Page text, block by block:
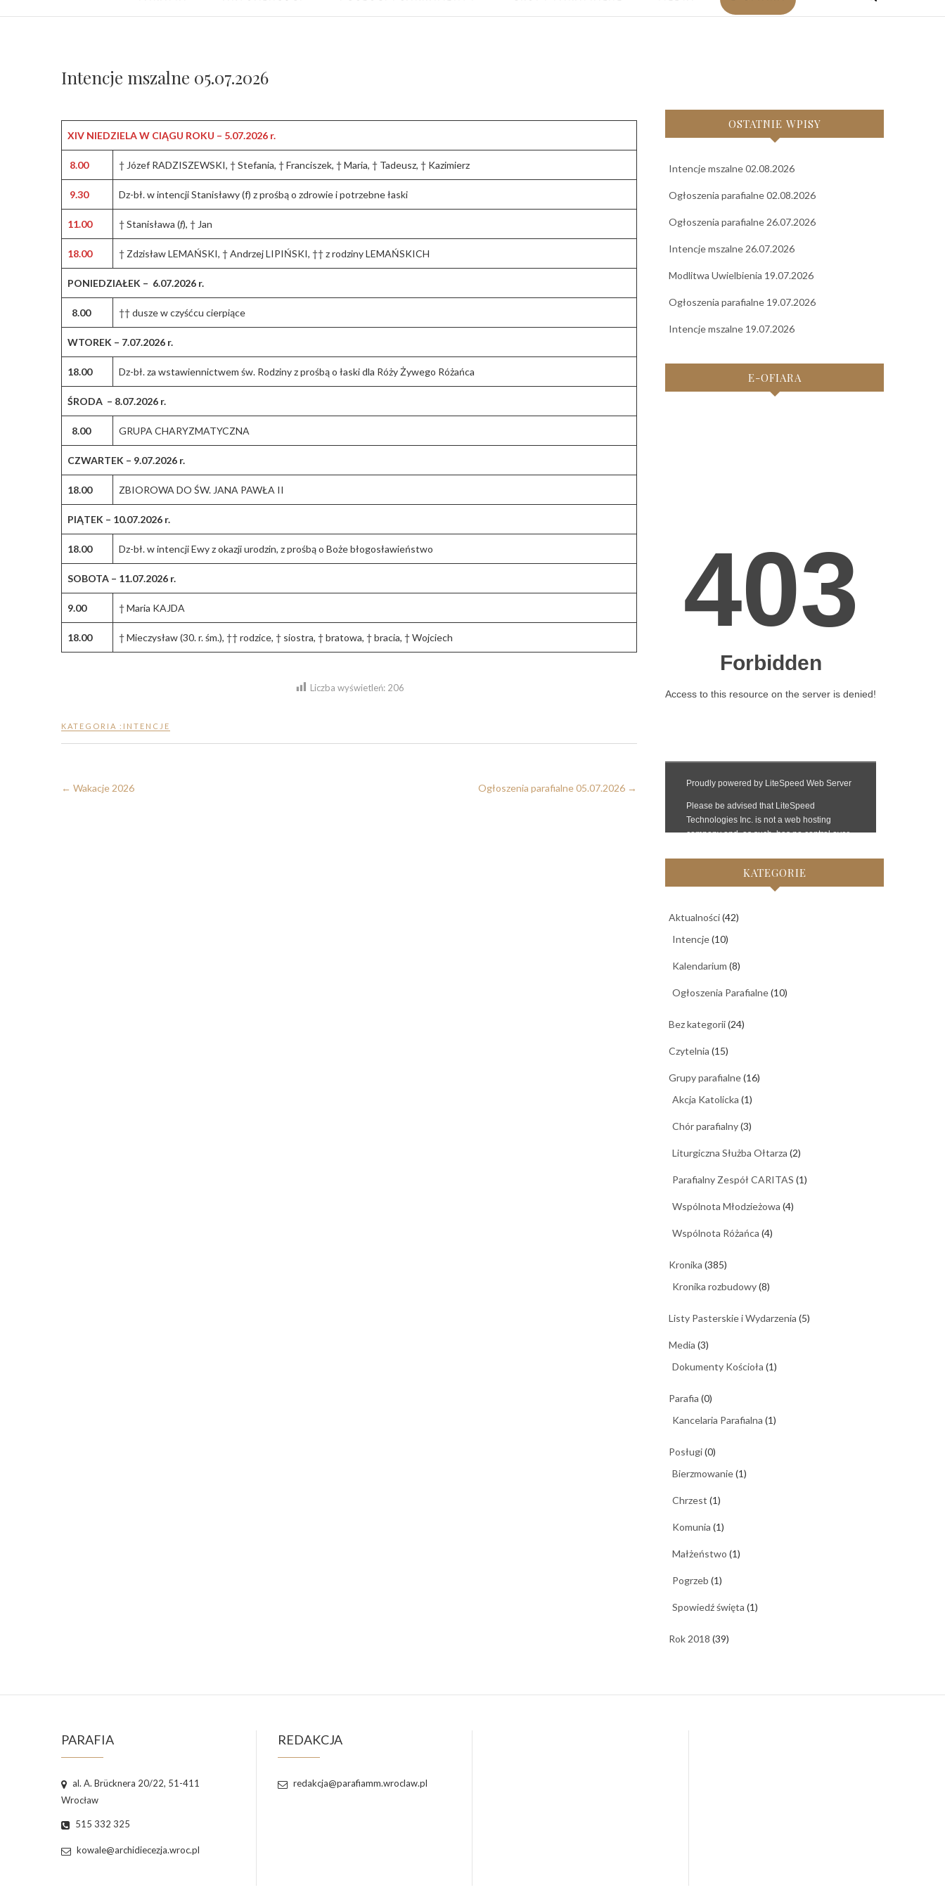
Intencje mszalne 05.07.2026
XIV NIEDZIELA W CIĄGU ROKU – 5.07.2026 r.
8.00 † Józef RADZISZEWSKI, † Stefania, † Franciszek, † Maria, † Tadeusz, † Kazimierz
9.30 Dz-bł. w intencji Stanisławy (f) z prośbą o zdrowie i potrzebne łaski
11.00 † Stanisława (f), † Jan
18.00 † Zdzisław LEMAŃSKI, † Andrzej LIPIŃSKI, †† z rodziny LEMAŃSKICH
PONIEDZIAŁEK – 6.07.2026 r.
8.00 †† dusze w czyśćcu cierpiące
WTOREK – 7.07.2026 r.
18.00 Dz-bł. za wstawiennictwem św. Rodziny z prośbą o łaski dla Róży Żywego Różańca
ŚRODA – 8.07.2026 r.
8.00 GRUPA CHARYZMATYCZNA
CZWARTEK – 9.07.2026 r.
18.00 ZBIOROWA DO ŚW. JANA PAWŁA II
PIĄTEK – 10.07.2026 r.
18.00 Dz-bł. w intencji Ewy z okazji urodzin, z prośbą o Boże błogosławieństwo
SOBOTA – 11.07.2026 r.
9.00 † Maria KAJDA
18.00 † Mieczysław (30. r. śm.), †† rodzice, † siostra, † bratowa, † bracia, † Wojciech
Liczba wyświetleń: 206
KATEGORIA : INTENCJE
← Wakacje 2026 Ogłoszenia parafialne 05.07.2026 →
OSTATNIE WPISY
Intencje mszalne 02.08.2026
Ogłoszenia parafialne 02.08.2026
Ogłoszenia parafialne 26.07.2026
Intencje mszalne 26.07.2026
Modlitwa Uwielbienia 19.07.2026
Ogłoszenia parafialne 19.07.2026
Intencje mszalne 19.07.2026
E-OFIARA
KATEGORIE
Aktualności(42)
Intencje(10)
Kalendarium (8)
Ogłoszenia Parafialne(10)
Bez kategorii(24)
Czytelnia (15)
Grupy parafialne(16)
Akcja Katolicka (1)
Chór parafialny(3)
Liturgiczna Służba Ołtarza (2)
Parafialny Zespół CARITAS (1)
Wspólnota Młodzieżowa (4)
Wspólnota Różańca (4)
Kronika (385)
Kronika rozbudowy(8)
Listy Pasterskie i Wydarzenia (5)
Media (3)
Dokumenty Kościoła (1)
Parafia (0)
Kancelaria Parafialna (1)
Posługi(0)
Bierzmowanie(1)
Chrzest (1)
Komunia (1)
Małżeństwo (1)
Pogrzeb (1)
Spowiedź święta (1)
Rok 2018 (39)
PARAFIA
al. A. Brücknera 20/22, 51-411
Wrocław
515 332 325
kowale@archidiecezja.wroc.pl
REDAKCJA
redakcja@parafiamm.wroclaw.pl